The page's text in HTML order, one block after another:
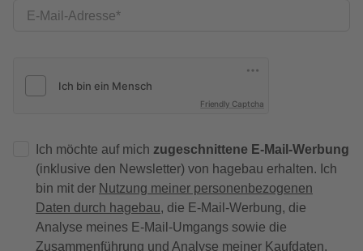
E-Mail-Adresse
Friendly Captcha
Ich möchte auf mich zugeschnittene E-Mail-Werbung
(inklusive den Newsletter) von hagebau erhalten. Ich
bin mit der Nutzung meiner personenbezogenen
Daten durch hagebau, die E-Mail-Werbung, die
Analyse meines E-Mail-Umgangs sowie die
Zusammenführung und Analyse meiner Kaufdaten,